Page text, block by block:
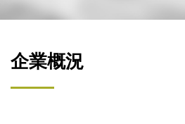
企業概況